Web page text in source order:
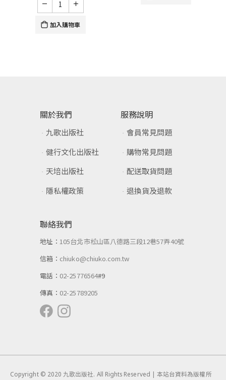
加入購物車
關於我們
九歌出版社
健行文化出版社
天培出版社
隱私權政策
服務說明
會員常見問題
購物常見問題
配送取貨問題
退換貨及退款
聯絡我們
地址：105台北市松山區八德路三段12巷57弄40號
信箱： chiuko@chiuko.com.tw
電話： 02-25776564#9
傳真： 02-25789205
Copyright © 2020 九歌出版社. All Rights Reserved | 本站台資料為版權所